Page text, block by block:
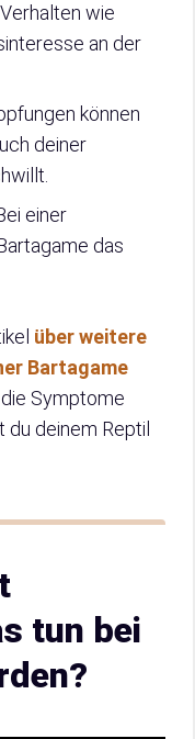
wie
an der
können
deiner
einer
das
über weitere
Bartagame
Symptome
deinem Reptil
tun bei